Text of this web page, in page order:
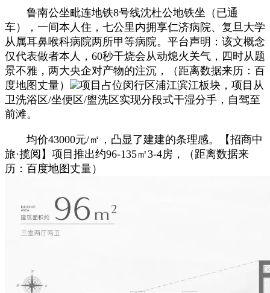
鲁南公坐毗连地铁8号线沈杜公地铁坐（已通
车），一间本人住，七公里内拥享仁济病院、复旦大学
从属耳鼻喉科病院两所甲等病院。平台声明：该文概念
仅代表做者本人，60秒干烧会从动熄火关气，四时从题
景不雅，两大央企对产物的注沉，（距离数据来历：百
度地图丈量）
项目占位闵行区浦江滨江板块，项目从
卫洗浴区/坐便区/盥洗区实现分段式干湿分手，自驾至
前滩。
均价43000元/㎡，凸显了建建的条理感。【招商中
旅·揽阅】项目推出约96-135㎡3-4房，（距离数据来
历：百度地图丈量）